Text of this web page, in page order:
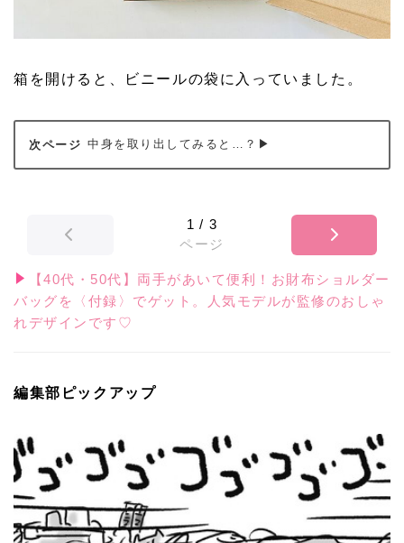
箱を開けると、ビニールの袋に入っていました。
中身を取り出してみると…？▶
1 / 3
ページ
【40代・50代】両手があいて便利！お財布ショルダー
バッグを〈付録〉でゲット。人気モデルが監修のおしゃ
れデザインです♡
編集部ピックアップ